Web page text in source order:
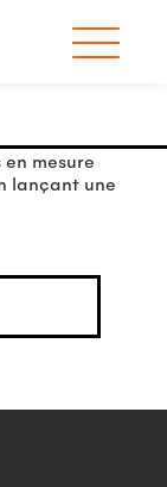
mesure
lançant une